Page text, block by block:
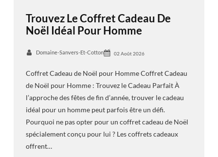
Trouvez Le Coffret Cadeau De
Noël Idéal Pour Homme
Domaine-Sanvers-Et-Cotton 02 Août 2026
Coffret Cadeau de Noël pour Homme Coffret Cadeau
de Noël pour Homme : Trouvez le Cadeau Parfait À
l’approche des fêtes de fin d’année, trouver le cadeau
idéal pour un homme peut parfois être un défi.
Pourquoi ne pas opter pour un coffret cadeau de Noël
spécialement conçu pour lui ? Les coffrets cadeaux
offrent…